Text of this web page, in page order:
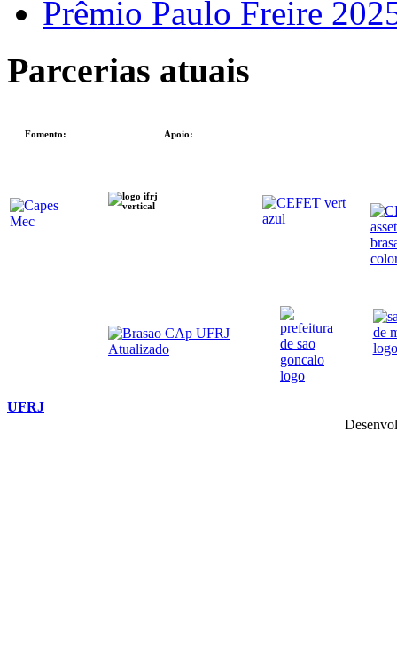
Prêmio Paulo Freire
Parcerias atuais
Fomento: Apoio:
UFRJ